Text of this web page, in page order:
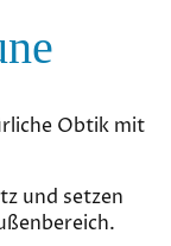
Obtik mit
und setzen